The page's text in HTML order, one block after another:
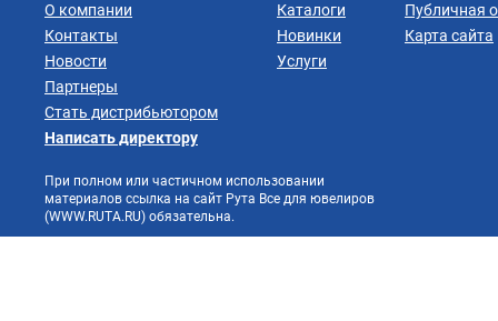
О компании
Контакты
Новости
Партнеры
Стать дистрибьютором
Каталоги
Новинки
Услуги
Публичная
Карта сайта
Написать директору
При полном или частичном использовании
материалов ссылка на сайт Рута Все для ювелиров
(WWW.RUTA.RU) обязательна.